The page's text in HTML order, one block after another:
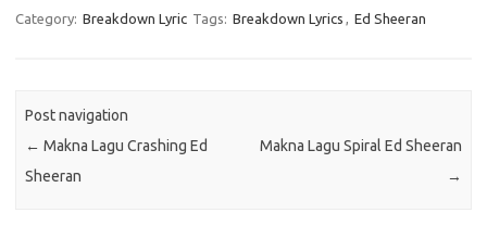
Category: Breakdown Lyric Tags: Breakdown Lyrics , Ed Sheeran
Post navigation
← Makna Lagu Crashing Ed
Sheeran
Makna Lagu Spiral Ed Sheeran
→